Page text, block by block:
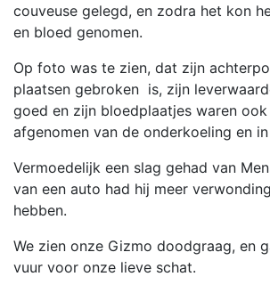
couveuse gelegd, en zodra het kon
en bloed genomen.
Op foto was te zien, dat zijn
plaatsen gebroken is, zijn
goed en zijn bloedplaatjes waren ook
afgenomen van de onderkoeling en
Vermoedelijk een slag gehad van
van een auto had hij meer
hebben.
We zien onze Gizmo doodgraag, en
vuur voor onze lieve schat.